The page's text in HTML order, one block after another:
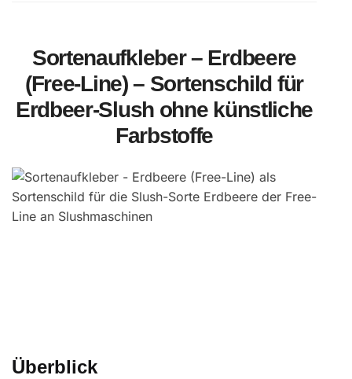
Sortenaufkleber – Erdbeere
(Free-Line) – Sortenschild für
Erdbeer-Slush ohne künstliche
Farbstoffe
Überblick